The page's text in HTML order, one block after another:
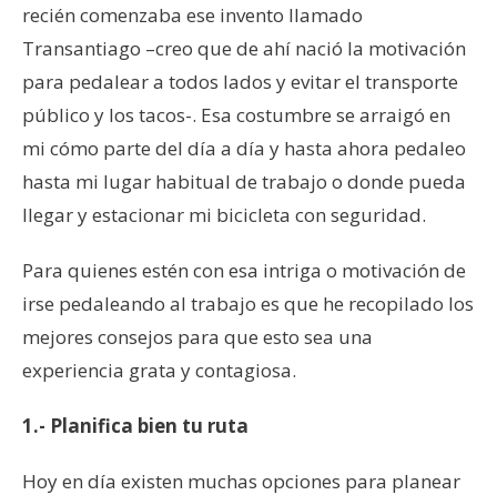
recién comenzaba ese invento llamado
Transantiago –creo que de ahí nació la motivación
para pedalear a todos lados y evitar el transporte
público y los tacos-. Esa costumbre se arraigó en
mi cómo parte del día a día y hasta ahora pedaleo
hasta mi lugar habitual de trabajo o donde pueda
llegar y estacionar mi bicicleta con seguridad.
Para quienes estén con esa intriga o motivación de
irse pedaleando al trabajo es que he recopilado los
mejores consejos para que esto sea una
experiencia grata y contagiosa.
1.- Planifica bien tu ruta
Hoy en día existen muchas opciones para planear